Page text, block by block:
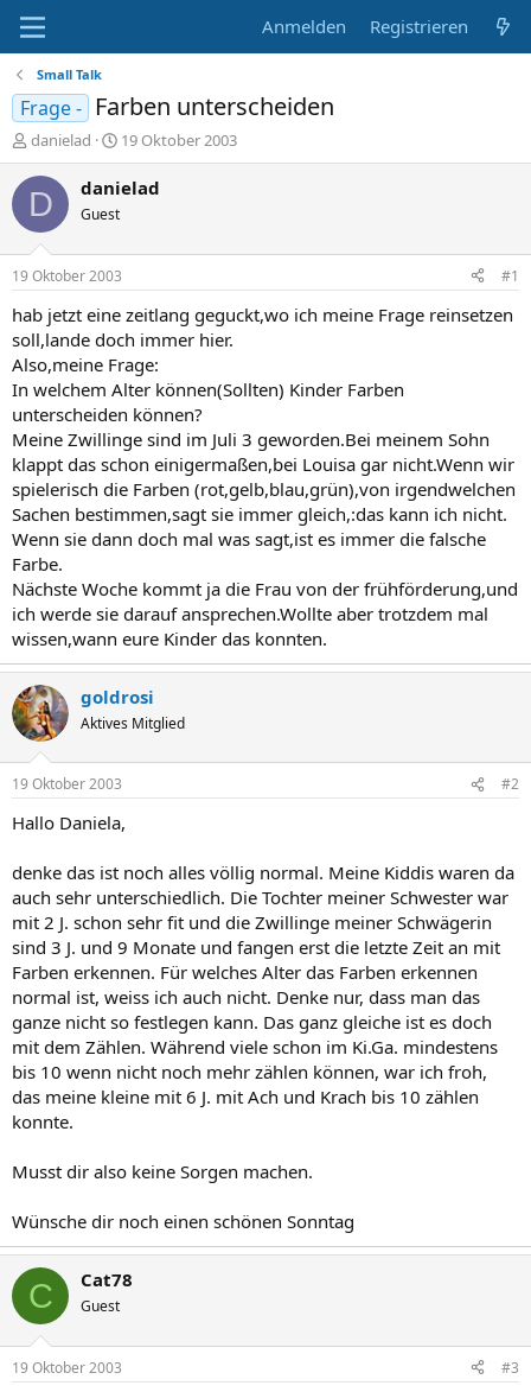
Anmelden Registrieren
Small Talk
Frage - Farben unterscheiden
E
r
s
e
r
danielad
E
r
s
l
t
a
m
19 Oktober 2003
D danielad
Guest
19 Oktober 2003 #1
hab jetzt eine zeitlang geguckt,wo ich meine Frage reinsetzen
soll,lande doch immer hier.
Also,meine Frage:
In welchem Alter können(Sollten) Kinder Farben
unterscheiden können?
Meine Zwillinge sind im Juli 3 geworden.Bei meinem Sohn
klappt das schon einigermaßen,bei Louisa gar nicht.Wenn wir
spielerisch die Farben (rot,gelb,blau,grün),von irgendwelchen
Sachen bestimmen,sagt sie immer gleich,:das kann ich nicht.
Wenn sie dann doch mal was sagt,ist es immer die falsche
Farbe.
Nächste Woche kommt ja die Frau von der frühförderung,und
ich werde sie darauf ansprechen.Wollte aber trotzdem mal
wissen,wann eure Kinder das konnten.
goldrosi
Aktives Mitglied
19 Oktober 2003 #2
Hallo Daniela,
denke das ist noch alles völlig normal. Meine Kiddis waren da
auch sehr unterschiedlich. Die Tochter meiner Schwester war
mit 2 J. schon sehr fit und die Zwillinge meiner Schwägerin
sind 3 J. und 9 Monate und fangen erst die letzte Zeit an mit
Farben erkennen. Für welches Alter das Farben erkennen
normal ist, weiss ich auch nicht. Denke nur, dass man das
ganze nicht so festlegen kann. Das ganz gleiche ist es doch
mit dem Zählen. Während viele schon im Ki.Ga. mindestens
bis 10 wenn nicht noch mehr zählen können, war ich froh,
das meine kleine mit 6 J. mit Ach und Krach bis 10 zählen
konnte.
Musst dir also keine Sorgen machen.
Wünsche dir noch einen schönen Sonntag
C Cat78
Guest
19 Oktober 2003 #3